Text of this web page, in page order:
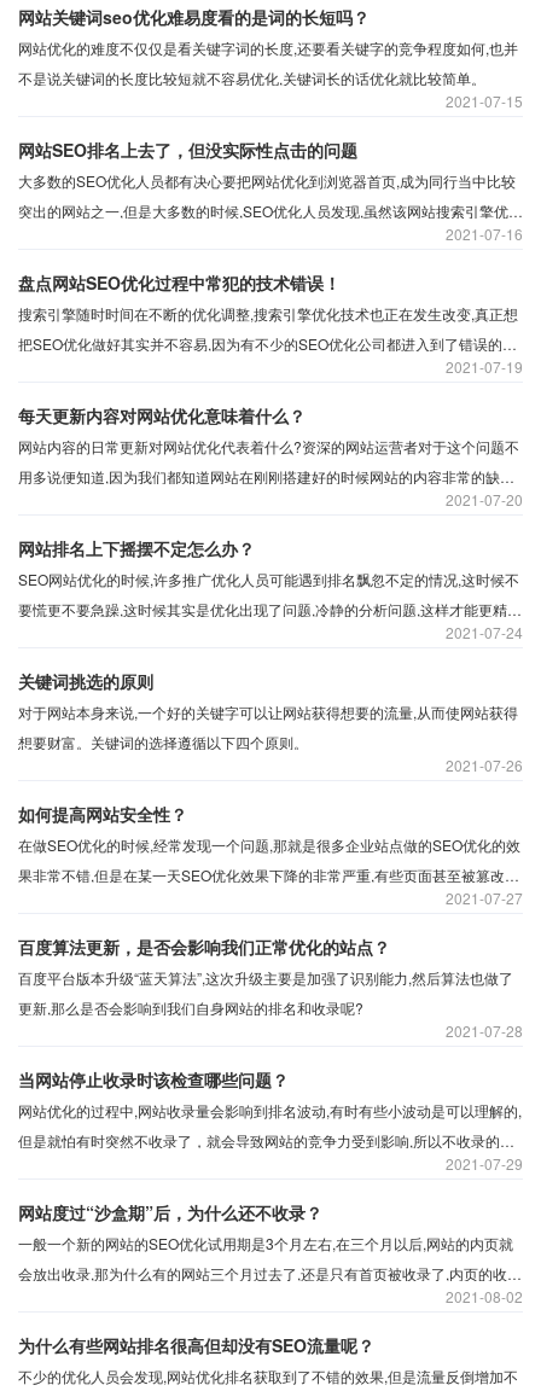
07-15
2021
网站关键词seo优化难易度看的是词的长短吗？
网站优化的难度不仅仅是看关键字词的长度,还要看关键字的竞争程度如何,也并
不是说关键词的长度比较短就不容易优化,关键词长的话优化就比较简单。
07-16
2021
网站SEO排名上去了，但没实际性点击的问题
大多数的SEO优化人员都有决心要把网站优化到浏览器首页,成为同行当中比较
突出的网站之一,但是大多数的时候,SEO优化人员发现,虽然该网站搜索引擎优化
07-19
2021
盘点网站SEO优化过程中常犯的技术错误！
搜索引擎随时时间在不断的优化调整,搜索引擎优化技术也正在发生改变,真正想
把SEO优化做好其实并不容易,因为有不少的SEO优化公司都进入到了错误的搜
07-20
2021
每天更新内容对网站优化意味着什么？
网站内容的日常更新对网站优化代表着什么?资深的网站运营者对于这个问题不
用多说便知道,因为我们都知道网站在刚刚搭建好的时候网站的内容非常的缺乏,
也就相当于企业在互联网上新开一个空的店面。只有通过我们不断地往这个店
面增加新鲜有趣和与企业相关的高质量内容才可以吸引更多的人来浏览。
07-24
2021
网站排名上下摇摆不定怎么办？
SEO网站优化的时候,许多推广优化人员可能遇到排名飘忽不定的情况,这时候不
要慌更不要急躁,这时候其实是优化出现了问题,冷静的分析问题,这样才能更精确
07-26
2021
关键词挑选的原则
对于网站本身来说,一个好的关键字可以让网站获得想要的流量,从而使网站获得
想要财富。关键词的选择遵循以下四个原则。
07-27
2021
如何提高网站安全性？
在做SEO优化的时候,经常发现一个问题,那就是很多企业站点做的SEO优化的效
果非常不错,但是在某一天SEO优化效果下降的非常严重,有些页面甚至被篡改成
了非法的内容等等,其实这些问题都是网站的安全工作没有做好,让网站的排名一
夜之间回到优化以前,所以我们应该思考做网站排名优化确实是很重要的,但是没
07-28
2021
百度算法更新，是否会影响我们正常优化的站点？
百度平台版本升级“蓝天算法”,这次升级主要是加强了识别能力,然后算法也做了
更新,那么是否会影响到我们自身网站的排名和收录呢?
07-29
2021
当网站停止收录时该检查哪些问题？
网站优化的过程中,网站收录量会影响到排名波动,有时有些小波动是可以理解的,
但是就怕有时突然不收录了，就会导致网站的竞争力受到影响,所以不收录的原
08-02
2021
网站度过“沙盒期”后，为什么还不收录？
一般一个新的网站的SEO优化试用期是3个月左右,在三个月以后,网站的内页就
会放出收录,那为什么有的网站三个月过去了,还是只有首页被收录了,内页的收录
为什么有些网站排名很高但却没有SEO流量呢？
不少的优化人员会发现,网站优化排名获取到了不错的效果,但是流量反倒增加不